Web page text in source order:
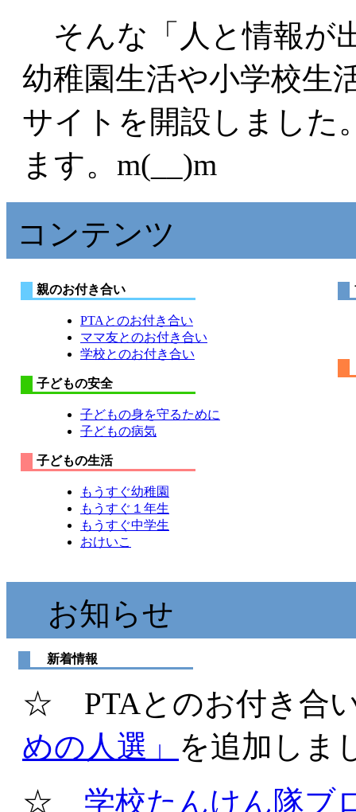
そんな「人と情報が
幼稚園生活や小学校生
サイトを開設しました
ます。m(__)m
コンテンツ
親のお付き合い
PTAとのお付き合い
ママ友とのお付き合い
学校とのお付き合い
子どもの安全
子どもの身を守るために
子どもの病気
子どもの生活
もうすぐ幼稚園
もうすぐ１年生
もうすぐ中学生
おけいこ
お知らせ
新着情報
☆ PTAとのお付き合
めの人選」 を追加しま
☆ 学校たんけん隊ブ